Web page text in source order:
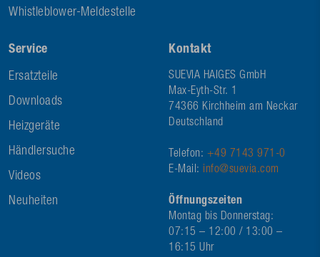
Whistleblower-Meldestelle
Service
Ersatzteile
Downloads
Heizgeräte
Händlersuche
Videos
Neuheiten
Kontakt
SUEVIA HAIGES GmbH
Max-Eyth-Str. 1
74366 Kirchheim am Neckar
Deutschland
Telefon: +49 7143 971-0
E-Mail: info@suevia.com
Öffnungszeiten
Montag bis Donnerstag:
07:15 – 12:00 / 13:00 –
16:15 Uhr